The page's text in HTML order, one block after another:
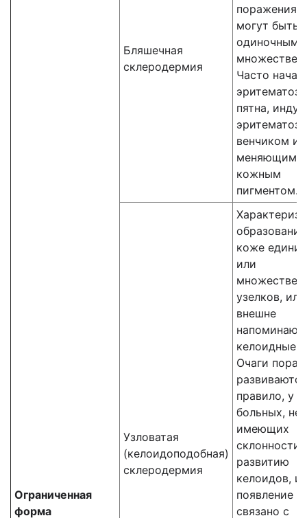
Ограниченная
форма
Бляшечная
склеродермия
поражения
могут быть
Часто
пятна,
венчиком
кожным
пигментом.
Узловатая
(келоидоподобная)
склеродермия
коже
или
узелков,
внешне
келоидные
Очаги
правило, у
больных, не
имеющих
склонности
развитию
келоидов, их
появление
связано с